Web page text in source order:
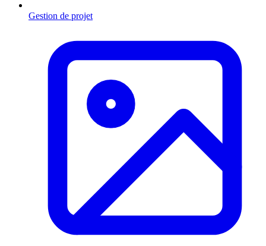
Gestion de projet